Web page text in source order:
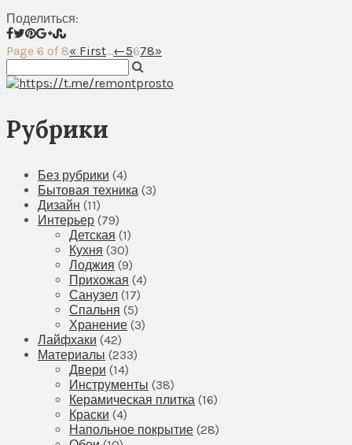
Поделиться:
Page 6 of 8« First...←5678»
Рубрики
Без рубрики (4)
Бытовая техника (3)
Дизайн (11)
Интерьер (79)
Детская (1)
Кухня (30)
Лоджия (9)
Прихожая (4)
Санузел (17)
Спальня (5)
Хранение (3)
Лайфхаки (42)
Материалы (233)
Двери (14)
Инструменты (38)
Керамическая плитка (16)
Краски (4)
Напольное покрытие (28)